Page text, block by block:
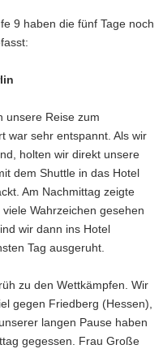
9 haben die fünf Tage noch
unsere Reise zum
war sehr entspannt. Als wir
holten wir direkt unsere
dem Shuttle in das Hotel
Am Nachmittag zeigte
Wahrzeichen gesehen
wir dann ins Hotel
Tag ausgeruht.
zu den Wettkämpfen. Wir
gegen Friedberg (Hessen),
langen Pause haben
gegessen. Frau Große